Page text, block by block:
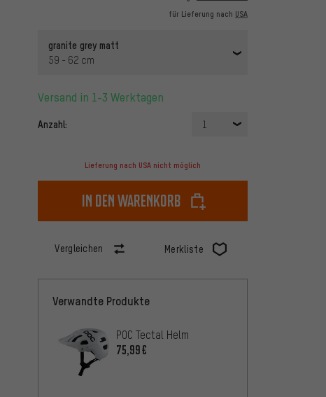
für Lieferung nach USA
granite grey matt
59 - 62 cm
Versand in 1-3 Werktagen
Anzahl: 1
Lieferung nach USA nicht möglich
In den Warenkorb
Vergleichen Merkliste
Verwandte Produkte
POC Tectal Helm
75,99€